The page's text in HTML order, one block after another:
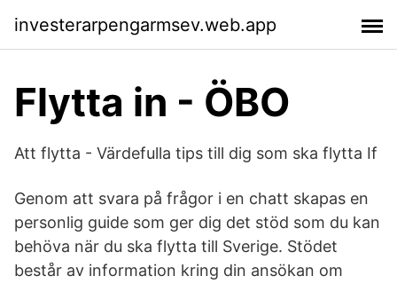
investerarpengarmsev.web.app
Flytta in - ÖBO
Att flytta - Värdefulla tips till dig som ska flytta If
Genom att svara på frågor i en chatt skapas en
personlig guide som ger dig det stöd som du kan
behöva när du ska flytta till Sverige. Stödet
består av information kring din ansökan om